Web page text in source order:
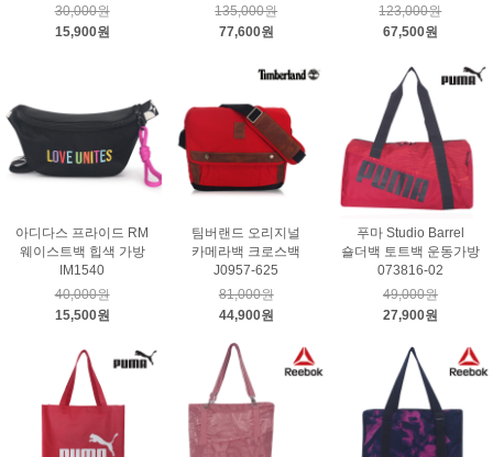
30,000원
15,900원
135,000원
77,600원
123,000원
67,500원
아디다스 프라이드 RM
웨이스트백 힙색 가방
IM1540
40,000원
15,500원
팀버랜드 오리지널
카메라백 크로스백
J0957-625
81,000원
44,900원
푸마 Studio Barrel
숄더백 토트백 운동가방
073816-02
49,000원
27,900원